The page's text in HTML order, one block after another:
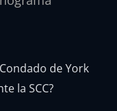
de York
la SCC?